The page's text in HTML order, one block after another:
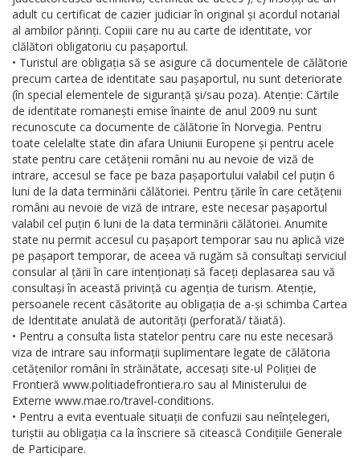
adult cu certificat de cazier judiciar în original și acordul notarial
al ambilor părinți. Copiii care nu au carte de identitate, vor
clălători obligatoriu cu pașaportul.
• Turistul are obligația să se asigure că documentele de călătorie
precum cartea de identitate sau pașaportul, nu sunt deteriorate
(în special elementele de siguranță și/sau poza). Atenție: Cărtile
de identitate romanești emise înainte de anul 2009 nu sunt
recunoscute ca documente de călătorie în Norvegia. Pentru
toate celelalte state din afara Uniunii Europene și pentru acele
state pentru care cetățenii români nu au nevoie de viză de
intrare, accesul se face pe baza pașaportului valabil cel puțin 6
luni de la data terminării călătoriei. Pentru țările în care cetățenii
români au nevoie de viză de intrare, este necesar pașaportul
valabil cel puțin 6 luni de la data terminării călătoriei. Anumite
state nu permit accesul cu pașaport temporar sau nu aplică vize
pe pașaport temporar, de aceea vă rugăm să consultați serviciul
consular al țării în care intenționați să faceți deplasarea sau vă
consultași în această privință cu agenția de turism. Atenție,
persoanele recent căsătorite au obligația de a-și schimba Cartea
de Identitate anulată de autorități (perforată/ tăiată).
• Pentru a consulta lista statelor pentru care nu este necesară
viza de intrare sau informații suplimentare legate de călătoria
cetățenilor români în străinătate, accesați site-ul Poliției de
Frontieră www.politiadefrontiera.ro sau al Ministerului de
Externe www.mae.ro/travel-conditions.
• Pentru a evita eventuale situații de confuzii sau neînțelegeri,
turiștii au obligația ca la înscriere să citească Condițiile Generale
de Participare.